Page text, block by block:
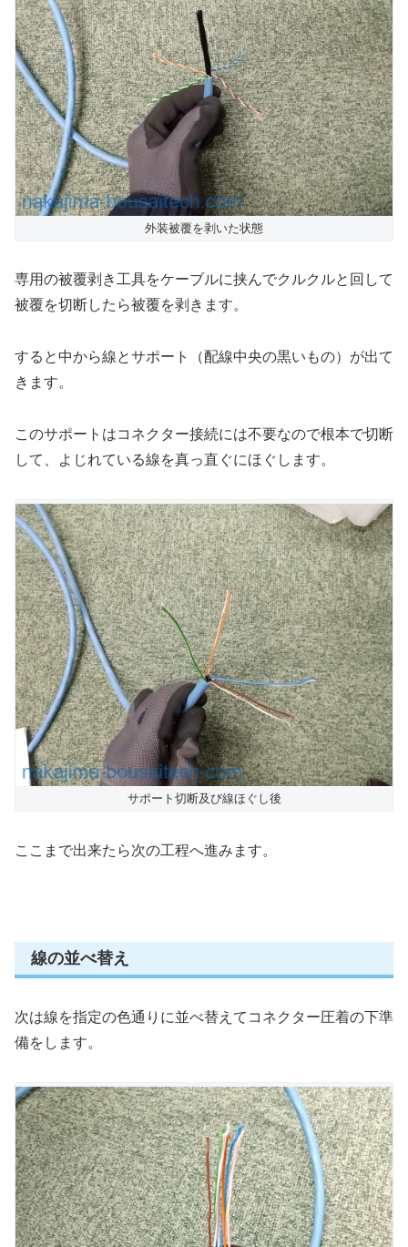
外装被覆を剥いた状態
専用の被覆剥き工具をケーブルに挟んでクルクルと回して
被覆を切断したら被覆を剥きます。
すると中から線とサポート（配線中央の黒いもの）が出て
きます。
このサポートはコネクター接続には不要なので根本で切断
して、よじれている線を真っ直ぐにほぐします。
サポート切断及び線ほぐし後
ここまで出来たら次の工程へ進みます。
線の並べ替え
次は線を指定の色通りに並べ替えてコネクター圧着の下準
備をします。